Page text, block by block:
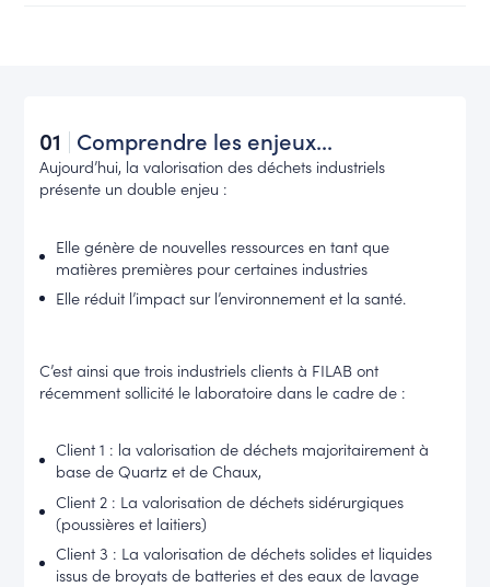
01 Comprendre les enjeux...
Aujourd’hui, la valorisation des déchets industriels
présente un double enjeu :
Elle génère de nouvelles ressources en tant que
matières premières pour certaines industries
Elle réduit l’impact sur l’environnement et la santé.
C’est ainsi que trois industriels clients à FILAB ont
récemment sollicité le laboratoire dans le cadre de :
Client 1 : la valorisation de déchets majoritairement à
base de Quartz et de Chaux,
Client 2 : La valorisation de déchets sidérurgiques
(poussières et laitiers)
Client 3 : La valorisation de déchets solides et liquides
issus de broyats de batteries et des eaux de lavage